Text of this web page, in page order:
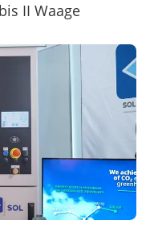
II Waage